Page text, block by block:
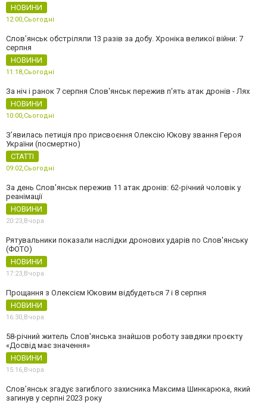
НОВИНИ
12:00, Сьогодні
Слов’янськ обстріляли 13 разів за добу. Хроніка великої війни: 7
серпня
НОВИНИ
11:18, Сьогодні
За ніч і ранок 7 серпня Слов'янськ пережив п'ять атак дронів - Лях
НОВИНИ
10:00, Сьогодні
З’явилась петиція про присвоєння Олексію Юкову звання Героя
України (посмертно)
СТАТТІ
09:02, Сьогодні
За день Слов'янськ пережив 11 атак дронів: 62-річний чоловік у
реанімації
НОВИНИ
20:23, Вчора
Рятувальники показали наслідки дронових ударів по Слов'янську
(ФОТО)
НОВИНИ
17:23, Вчора
Прощання з Олексієм Юковим відбудеться 7 і 8 серпня
НОВИНИ
16:30, Вчора
58-річний житель Слов'янська знайшов роботу завдяки проєкту
«Досвід має значення»
НОВИНИ
15:16, Вчора
Слов’янськ згадує загиблого захисника Максима Шинкарюка, який
загинув у серпні 2023 року